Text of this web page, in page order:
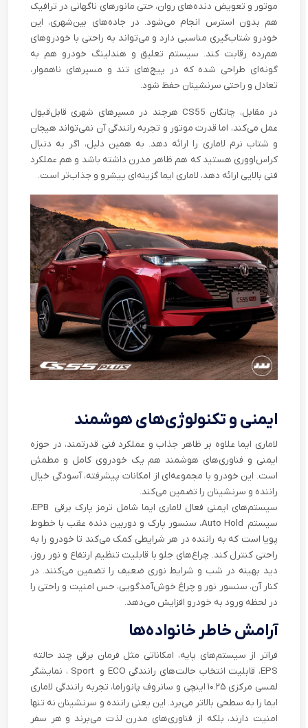
موتور و تعویض دنده‌های روان، حتی مانورهای ناگهانی در ترافیک
هم بدون استرس انجام می‌شود. در جاده‌های بین‌شهری، این
خودرو شتاب‌گیری مناسبی دارد و می‌تواند به راحتی با خودروهای
هم‌رده رقابت کند. سیستم تعلیق و هندلینگ خودرو هم به
گونه‌ای طراحی شده که در پیچ‌های تند و مسیرهای ناهموار،
تعادل و راحتی سرنشینان حفظ شود.
در مقابل، چانگان CS55 هرچند در مسیرهای شهری قابل‌قبول
عمل می‌کند، اما قدرت موتور و تجربه رانندگی آن نمی‌تواند هیجان
و شتاب نرم لاماری را ارائه دهد. به همین دلیل، اگر به دنبال
کراس‌اووری هستید که هم ظاهر مدرن داشته باشد و هم عملکرد
فنی بالایی ارائه دهد، لاماری ایما گزینه‌ای پیشرو و جذاب‌تر است.
ایمنی و تکنولوژی‌های هوشمند
لاماری ایما علاوه بر ظاهر جذاب و عملکرد فنی قدرتمند، در حوزه
ایمنی و فناوری‌های هوشمند هم یک خودروی کامل و مطمئن
است. این خودرو با مجموعه‌ای از امکانات پیشرفته، آسودگی خیال
راننده و سرنشینان را تضمین می‌کند.
سیستم‌های ایمنی فعال لاماری ایما شامل ترمز پارک برقی EPB،
سیستم Auto Hold، سنسور پارک و دوربین دنده عقب با خطوط
پویا است که به راننده در هر شرایطی کمک می‌کند تا خودرو را به
راحتی کنترل کند. چراغ‌های جلو با قابلیت تنظیم ارتفاع و نور روز،
دید بهینه در شب و شرایط نوری ضعیف را تضمین می‌کنند. در
کنار آن، سنسور نور و چراغ خوش‌آمدگویی، حس امنیت و راحتی را
در لحظه ورود به خودرو افزایش می‌دهد.
آرامش خاطر خانواده‌ها
فراتر از سیستم‌های پایه، امکاناتی مثل فرمان برقی چند حالته
EPS، قابلیت انتخاب حالت‌های رانندگی ECO و Sport ، نمایشگر
لمسی مرکزی ۱۰.۲۵ اینچی و سانروف پانوراما، تجربه رانندگی لاماری
ایما را به سطحی بالاتر می‌برد. این یعنی راننده و سرنشینان نه تنها
امنیت دارند، بلکه از فناوری‌های مدرن لذت می‌برند و هر سفر